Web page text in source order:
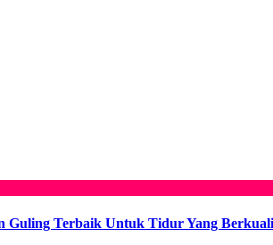
Guling Terbaik Untuk Tidur Yang